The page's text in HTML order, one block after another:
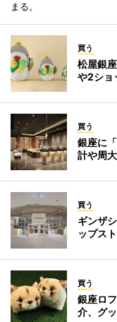
まる。
買う
松屋銀
や2ショ
買う
銀座に
計や周
買う
ギンザ
ップス
買う
銀座ロ
介、グ